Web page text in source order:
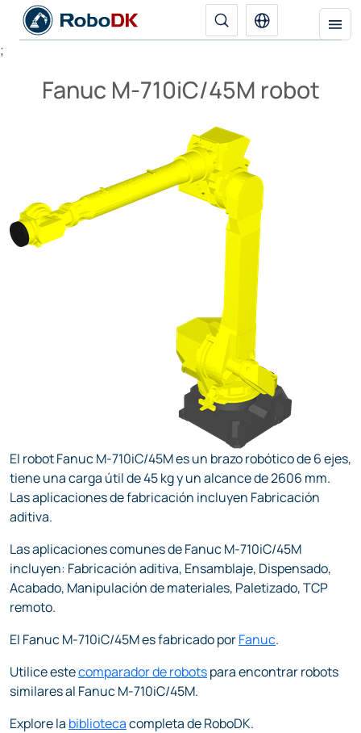
;
Fanuc M-710iC/45M robot
El robot Fanuc M-710iC/45M es un brazo robótico de 6 ejes,
tiene una carga útil de 45 kg y un alcance de 2606 mm.
Las aplicaciones de fabricación incluyen Fabricación
aditiva.
Las aplicaciones comunes de Fanuc M-710iC/45M
incluyen: Fabricación aditiva, Ensamblaje, Dispensado,
Acabado, Manipulación de materiales, Paletizado, TCP
remoto.
El Fanuc M-710iC/45M es fabricado porFanuc.
Utilice estecomparador de robotspara encontrar robots
similares al Fanuc M-710iC/45M.
Explore la bibliotecacompleta de RoboDK.